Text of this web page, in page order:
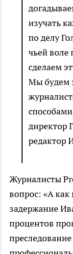
изучать
по делу
чьей
сделаем
Мы будем
директор
редактор
Журналисты
вопрос: «А как
задержание
процентов